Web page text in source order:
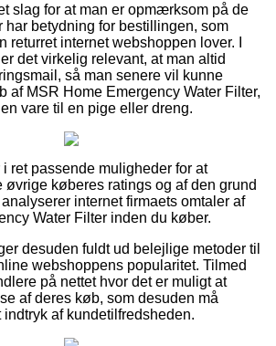
slag for at man er opmærksom på de
har betydning for bestillingen, som
returret internet webshoppen lover. I
det virkelig relevant, at man altid
så man senere vil kunne
af MSR Home Emergency Water Filter,
vare til en pige eller dreng.
ret passende muligheder for at
øvrige køberes ratings og af den grund
internet firmaets omtaler af
Water Filter inden du køber.
desuden fuldt ud belejlige metoder til
webshoppens popularitet. Tilmed
på nettet hvor det er muligt at
af deres køb, som desuden må
af kundetilfredsheden.